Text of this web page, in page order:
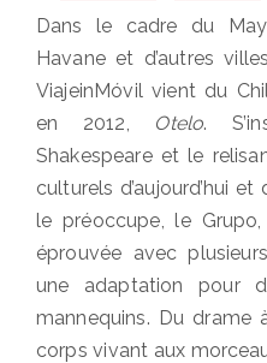
Dans le cadre du
Havane et d’autres
ViajeinMóvil vient du
en 2012, Otelo.
Shakespeare et le
culturels d’aujourd’hui
le préoccupe, le
éprouvée avec
une adaptation pour
mannequins. Du drame
corps vivant aux